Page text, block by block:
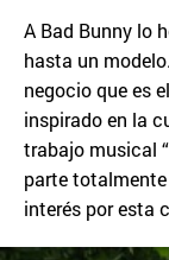
A Bad Bunny lo
hasta un
negocio que es
inspirado en la
trabajo musical
parte totalmente
interés por esta